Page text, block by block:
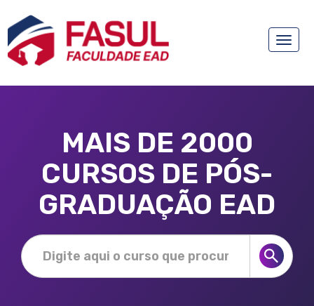
Toggle
MAIS DE 2000
CURSOS DE PÓS-
GRADUAÇÃO EAD